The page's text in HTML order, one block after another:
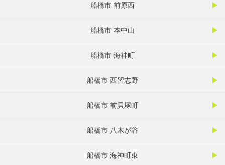
船橋市 前原西
船橋市 本中山
船橋市 海神町
船橋市 西習志野
船橋市 前貝塚町
船橋市 八木が谷
船橋市 海神町東